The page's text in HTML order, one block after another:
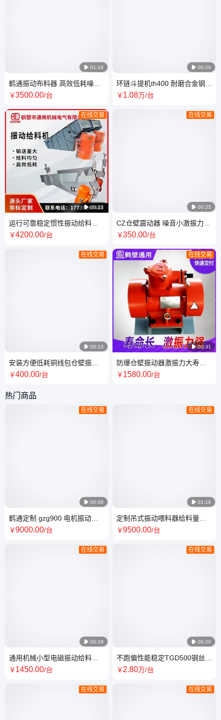
 01:18
鹤通振动布料器 高效低耗噪音
小煤炭震动给料机
￥3500.00/台
 00:23
在线交易
运行可靠稳定惯性振动给料机
鹤通粮食电机震动喂料器
￥4200.00/台
 00:23
在线交易
安装方便低耗铜线包仓壁振动
器 激振力可调节煤仓振打器
￥400.00/台
 00:20
环链斗提机th400 耐磨合金钢链
轮寿命长化工斗式提升机
￥1.08万/台
 00:25
在线交易
CZ仓壁震动器 噪音小激振力可
调整水泥厂料仓振打器
￥350.00/台
 00:31
在线交易
防爆仓壁振动器激振力大寿命
长性能稳定ZFB6料仓下料防闭
￥1580.00/台
热门商品
 00:09
在线交易
鹤通定制 gzg900 电机振动给
料机 高质量转子 寿命长 矿山电
￥9000.00/台
 00:29
在线交易
通用机械小型电磁振动给料机
gz1纯无氧杆铜线 寿命长砂石
￥1450.00/台
在线交易
 01:18
在线交易
定制吊式振动喂料器给料量大
纯铜线包电磁式震动给料机
￥9500.00/台
 00:20
在线交易
不跑偏性能稳定TGD500钢丝胶
带提升机不漏料节能环保皮带
￥2.80万/台
在线交易